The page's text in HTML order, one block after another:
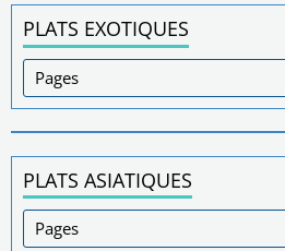
PLATS EXOTIQUES
PLATS ASIATIQUES